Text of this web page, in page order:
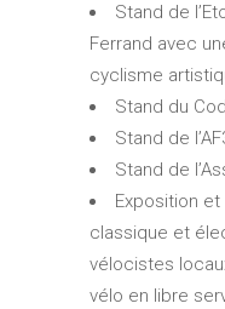
Stand de
Ferrand avec
cyclisme
Stand du
Stand de
Stand de
Exposition
classique et
vélocistes
vélo en libre